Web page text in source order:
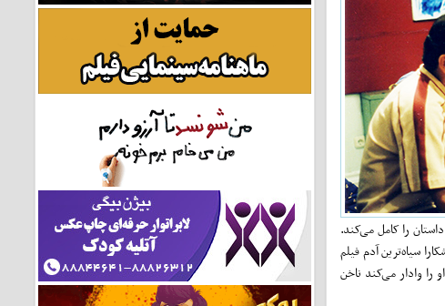
را کامل می‌کند.
سیاه‌ترین آدم فیلم
را وادار می‌کند ناخن